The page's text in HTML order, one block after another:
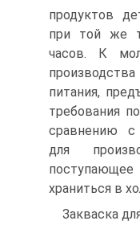
продуктов
при той же
часов. К
питания,
требования
сравнению с
для
храниться в
Закваска